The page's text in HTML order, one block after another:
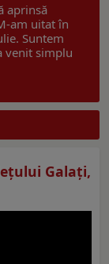
aprinsă
am uitat în
Suntem
venit simplu
Galaţi,